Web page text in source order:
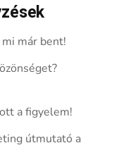
már bent!
a figyelem!
útmutató a